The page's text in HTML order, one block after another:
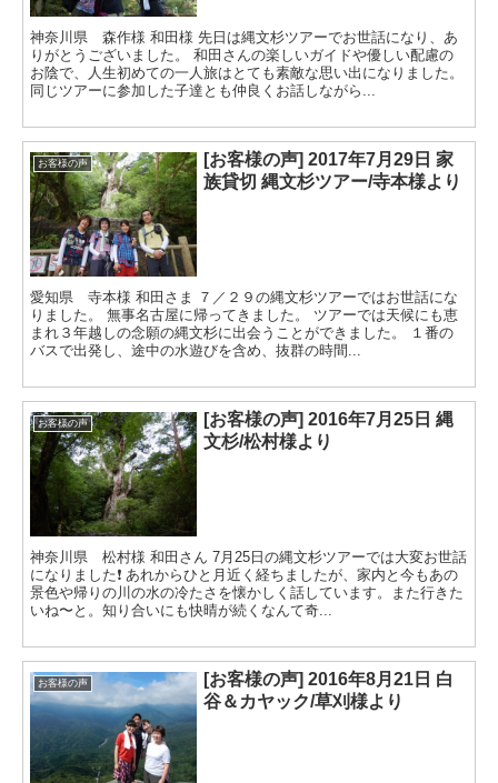
神奈川県 森作様 和田様 先日は縄文杉ツアーでお世話になり、あ
りがとうございました。 和田さんの楽しいガイドや優しい配慮の
お陰で、人生初めての一人旅はとても素敵な思い出になりました。
同じツアーに参加した子達とも仲良くお話しながら...
お客様の声
[お客様の声] 2017年7月29日 家
族貸切 縄文杉ツアー/寺本様より
愛知県 寺本様 和田さま ７／２９の縄文杉ツアーではお世話にな
りました。 無事名古屋に帰ってきました。 ツアーでは天候にも恵
まれ３年越しの念願の縄文杉に出会うことができました。 １番の
バスで出発し、途中の水遊びを含め、抜群の時間...
お客様の声
[お客様の声] 2016年7月25日 縄
文杉/松村様より
神奈川県 松村様 和田さん 7月25日の縄文杉ツアーでは大変お世話
になりました❗️ あれからひと月近く経ちましたが、家内と今もあの
景色や帰りの川の水の冷たさを懐かしく話しています。また行きた
いね〜と。知り合いにも快晴が続くなんて奇...
お客様の声
[お客様の声] 2016年8月21日 白
谷＆カヤック/草刈様より